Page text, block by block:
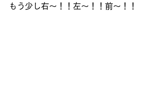
もう少し右～！！左～！！前～！！